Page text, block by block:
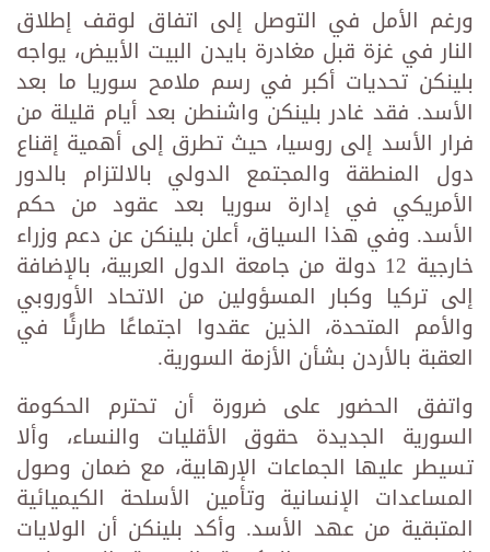
ورغم الأمل في التوصل إلى اتفاق لوقف إطلاق
النار في غزة قبل مغادرة بايدن البيت الأبيض، يواجه
بلينكن تحديات أكبر في رسم ملامح سوريا ما بعد
الأسد. فقد غادر بلينكن واشنطن بعد أيام قليلة من
فرار الأسد إلى روسيا، حيث تطرق إلى أهمية إقناع
دول المنطقة والمجتمع الدولي بالالتزام بالدور
الأمريكي في إدارة سوريا بعد عقود من حكم
الأسد. وفي هذا السياق، أعلن بلينكن عن دعم وزراء
خارجية 12 دولة من جامعة الدول العربية، بالإضافة
إلى تركيا وكبار المسؤولين من الاتحاد الأوروبي
والأمم المتحدة، الذين عقدوا اجتماعًا طارئًا في
العقبة بالأردن بشأن الأزمة السورية.
واتفق الحضور على ضرورة أن تحترم الحكومة
السورية الجديدة حقوق الأقليات والنساء، وألا
تسيطر عليها الجماعات الإرهابية، مع ضمان وصول
المساعدات الإنسانية وتأمين الأسلحة الكيميائية
المتبقية من عهد الأسد. وأكد بلينكن أن الولايات